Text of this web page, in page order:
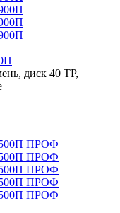
диск 40 ТР,